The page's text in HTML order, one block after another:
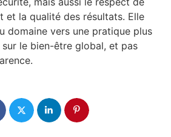
et la qualité des résultats. Elle
domaine vers une pratique plus
le bien-être global, et pas